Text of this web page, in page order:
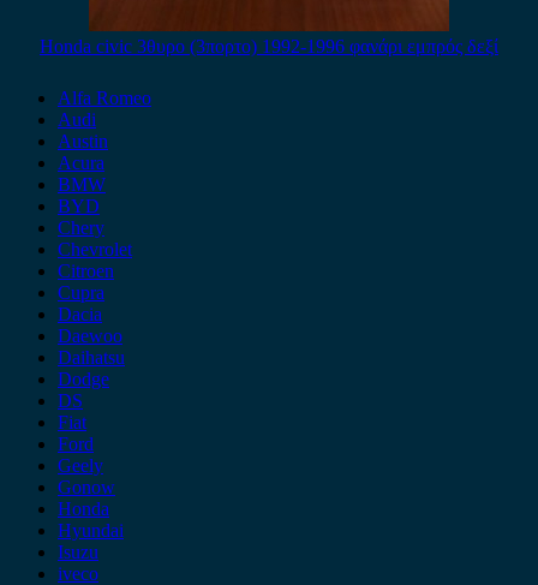
Honda civic 3θυρο (3πορτο) 1992-1996 φανάρι εμπρός δεξί
Alfa Romeo
Audi
Austin
Acura
BMW
BYD
Chery
Chevrolet
Citroen
Cupra
Dacia
Daewoo
Daihatsu
Dodge
DS
Fiat
Ford
Geely
Gonow
Honda
Hyundai
Isuzu
iveco